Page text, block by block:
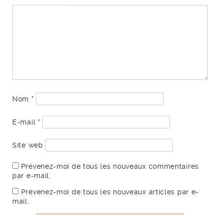
Nom *
E-mail *
Site web
Prévenez-moi de tous les nouveaux commentaires
par e-mail.
Prévenez-moi de tous les nouveaux articles par e-
mail.